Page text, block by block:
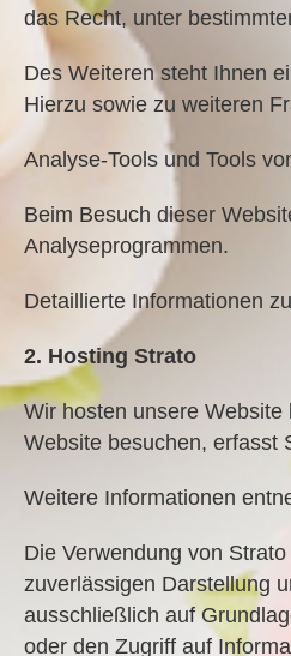
das Recht, unter
Des Weiteren steht Ihnen
Hierzu sowie zu weiteren
Analyse-Tools und Tools
Beim Besuch dieser
Analyseprogrammen.
Detaillierte Informationen
2. Hosting Strato
Wir hosten unsere Website
Website besuchen, erfasst
Weitere Informationen
Die Verwendung von
zuverlässigen Darstellung
ausschließlich auf
oder den Zugriff auf